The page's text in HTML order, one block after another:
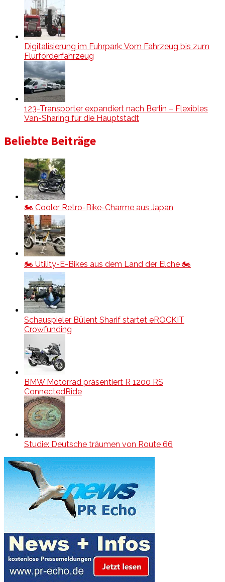
Digitalisierung im Fuhrpark: Vom Fahrzeug bis zum
Flurförderfahrzeug
123-Transporter expandiert nach Berlin – Flexibles
Van-Sharing für die Hauptstadt
Beliebte Beiträge
🏍️ Cooler Retro-Bike-Charme aus Japan
🏍️ Utility-E-Bikes aus dem Land der Elche 🏍️
Schauspieler Bülent Sharif startet eROCKIT
Crowfunding
BMW Motorrad präsentiert R 1200 RS
ConnectedRide
Studie: Deutsche träumen von Route 66